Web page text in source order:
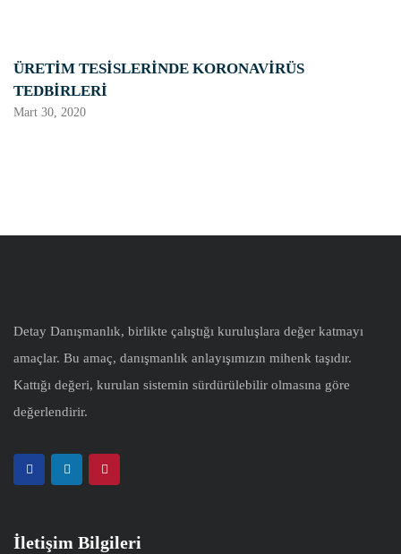
ÜRETİM TESİSLERİNDE KORONAVİRÜS
TEDBİRLERİ
Mart 30, 2020
Detay Danışmanlık, birlikte çalıştığı kuruluşlara değer katmayı
amaçlar. Bu amaç, danışmanlık anlayışımızın mihenk taşıdır.
Kattığı değeri, kurulan sistemin sürdürülebilir olmasına göre
değerlendirir.
İletişim Bilgileri